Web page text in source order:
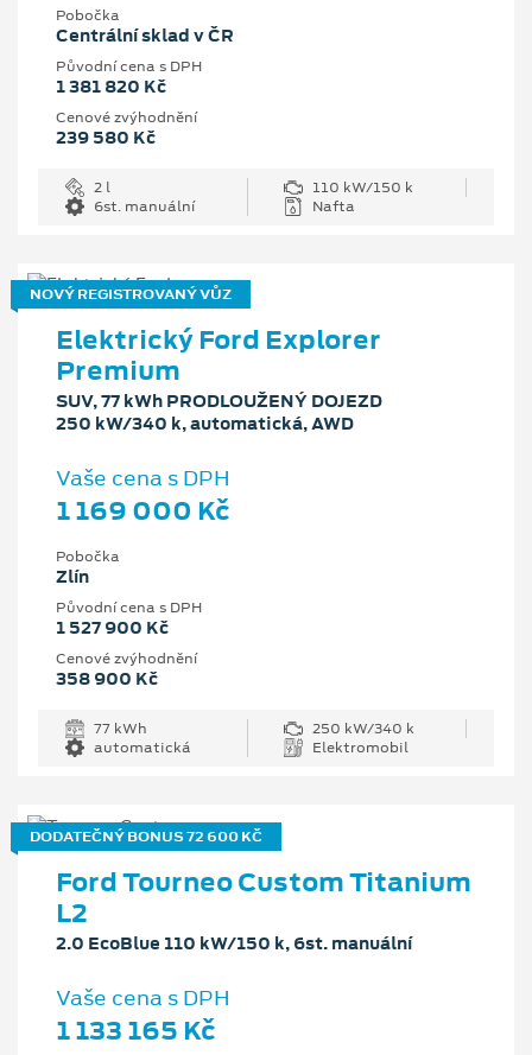
Pobočka
Centrální sklad v ČR
Původní cena s DPH
1 381 820 Kč
Cenové zvýhodnění
239 580 Kč
2 l
110 kW/150 k
6st. manuální
Nafta
NOVÝ REGISTROVANÝ VŮZ
Elektrický Ford Explorer
Premium
SUV, 77 kWh PRODLOUŽENÝ DOJEZD
250 kW/340 k, automatická, AWD
Vaše cena s DPH
1 169 000 Kč
Pobočka
Zlín
Původní cena s DPH
1 527 900 Kč
Cenové zvýhodnění
358 900 Kč
77 kWh
250 kW/340 k
automatická
Elektromobil
DODATEČNÝ BONUS 72 600 KČ
Ford Tourneo Custom Titanium
L2
2.0 EcoBlue 110 kW/150 k, 6st. manuální
Vaše cena s DPH
1 133 165 Kč